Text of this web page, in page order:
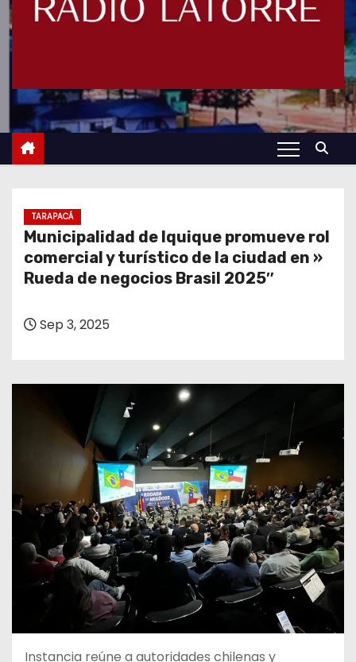
TARAPACÁ
Municipalidad de Iquique promueve rol
comercial y turístico de la ciudad en »
Rueda de negocios Brasil 2025″
Sep 3, 2025
Instancia reúne a autoridades chilenas y